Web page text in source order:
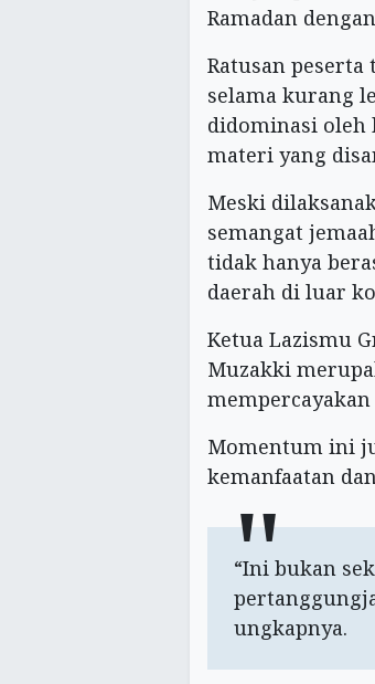
Ramadan
Ratusan
selama kurang
didominasi oleh
materi yang
Meski
semangat
tidak hanya
daerah di luar
Ketua Lazismu
Muzakki
Momentum ini
kemanfaatan
“Ini bukan
ungkapnya.